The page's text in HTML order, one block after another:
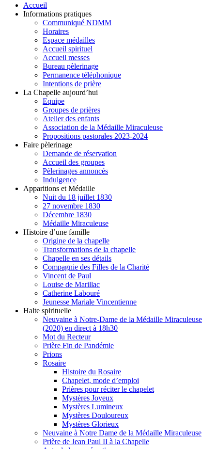
Accueil
Informations pratiques
Communiqué NDMM
Horaires
Espace médailles
Accueil spirituel
Accueil messes
Bureau pèlerinage
Permanence téléphonique
Intentions de prière
La Chapelle aujourd’hui
Equipe
Groupes de prières
Atelier des enfants
Association de la Médaille Miraculeuse
Propositions pastorales 2023-2024
Faire pèlerinage
Demande de réservation
Accueil des groupes
Pèlerinages annoncés
Indulgence
Apparitions et Médaille
Nuit du 18 juillet 1830
27 novembre 1830
Décembre 1830
Médaille Miraculeuse
Histoire d’une famille
Origine de la chapelle
Transformations de la chapelle
Chapelle en ses détails
Compagnie des Filles de la Charité
Vincent de Paul
Louise de Marillac
Catherine Labouré
Jeunesse Mariale Vincentienne
Halte spirituelle
Neuvaine à Notre-Dame de la Médaille Miraculeuse
(2020) en direct à 18h30
Mot du Recteur
Prière Fin de Pandémie
Prions
Rosaire
Histoire du Rosaire
Chapelet, mode d’emploi
Prières pour réciter le chapelet
Mystères Joyeux
Mystères Lumineux
Mystères Douloureux
Mystères Glorieux
Neuvaine à Notre Dame de la Médaille Miraculeuse
Prière de Jean Paul II à la Chapelle